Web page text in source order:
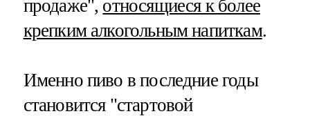
продаже", относящиеся к более
крепким алкогольным напиткам.
Именно пиво в последние годы
становится "стартовой